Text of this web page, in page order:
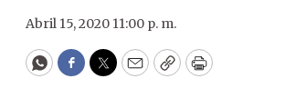
Abril 15, 2020 11:00 p. m.
WhatsApp
Facebook
Twitter
EmailCopyPrint